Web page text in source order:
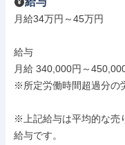
月給34万円～45万円
給与
月給 340,000円～
※所定労働時間超過分の
※上記給与は平均的な売
給与です。